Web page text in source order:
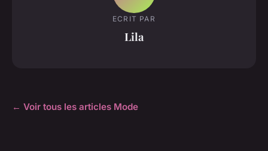
ECRIT PAR
Lila
← Voir tous les articles Mode